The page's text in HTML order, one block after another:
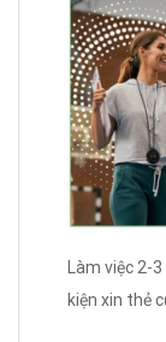
Làm việc 2-
kiện xin thẻ